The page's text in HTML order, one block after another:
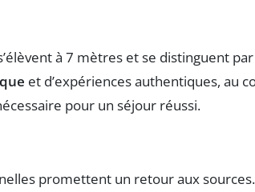
à 7 mètres et se distinguent
et d’expériences authentiques, au
pour un séjour réussi.
promettent un retour aux